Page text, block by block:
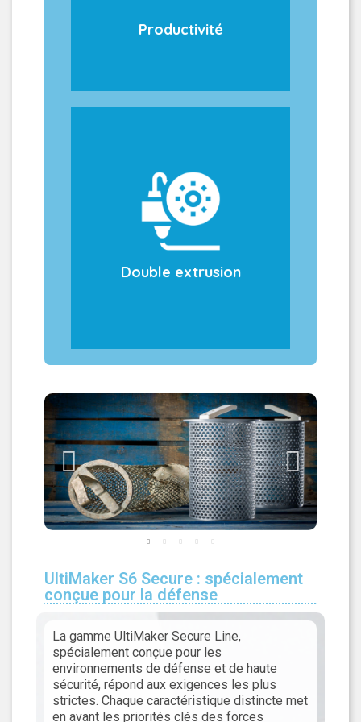
Productivité
Double extrusion
Avec l'Ultimaker S6 Secure
et son double extrudeur,
associez deux matériaux
pendant l'impression et
repoussez les limites de
UltiMaker S6 Secure : spécialement
conçue pour la défense
La gamme UltiMaker Secure Line,
spécialement conçue pour les
environnements de défense et de haute
sécurité, répond aux exigences les plus
strictes. Chaque caractéristique distincte met
en avant les priorités clés des forces